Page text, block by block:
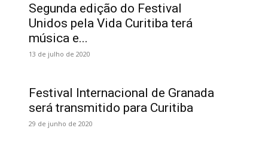
Segunda edição do Festival
Unidos pela Vida Curitiba terá
música e...
13 de julho de 2020
Festival Internacional de Granada
será transmitido para Curitiba
29 de junho de 2020